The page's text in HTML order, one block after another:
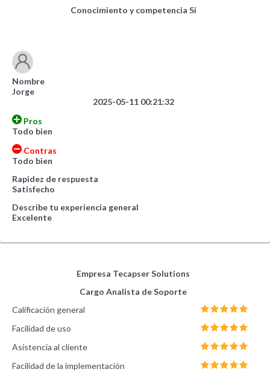
Conocimiento y competencia Si
Nombre
Jorge
2025-05-11 00:21:32
Pros
Todo bien
Contras
Todo bien
Rapidez de respuesta
Satisfecho
Describe tu experiencia general
Excelente
Empresa Tecapser Solutions
Cargo Analista de Soporte
Calificación general
Facilidad de uso
Asistencia al cliente
Facilidad de la implementación